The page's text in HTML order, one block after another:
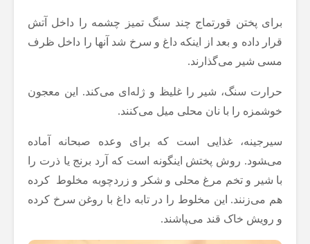
برای پختن قورتماج چند سنگ تمیز چشمه را داخل آتش
قرار داده و بعد از اینکه داغ و سرخ شد آنها را داخل ظرف
مسی شیر می‌گذارند.
حرارت سنگ، شیر را غلیظ و ژله‌ای می‌کند. این معجون
خوشمزه را با نان محلی میل می‌کنند.
سیرجینه، غذایی است که برای وعده صبحانه آماده
می‌‍شود. روش پختش اینگونه است که آرد برنج یا ذرت را
با شیر و تخم مرغ محلی و شکر و زردچوبه مخلوط کرده
هم می‌زنند. این مخلوط را در تابه داغ با روغن سرخ کرده
و رویش خاک قند می‌‍پاشند.